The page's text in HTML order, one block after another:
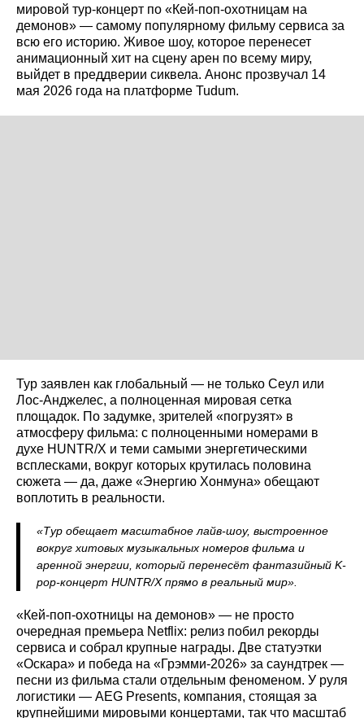
мировой тур-концерт по «Кей-поп-охотницам на
демонов» — самому популярному фильму сервиса за
всю его историю. Живое шоу, которое перенесет
анимационный хит на сцену арен по всему миру,
выйдет в преддверии сиквела. Анонс прозвучал 14
мая 2026 года на платформе Tudum.
Тур заявлен как глобальный — не только Сеул или
Лос‑Анджелес, а полноценная мировая сетка
площадок. По задумке, зрителей «погрузят» в
атмосферу фильма: с полноценными номерами в
духе HUNTR/X и теми самыми энергетическими
всплесками, вокруг которых крутилась половина
сюжета — да, даже «Энергию Хонмуна» обещают
воплотить в реальности.
«Тур обещает масштабное лайв‑шоу, выстроенное
вокруг хитовых музыкальных номеров фильма и
аренной энергии, который перенесёт фантазийный K-
pop‑концерт HUNTR/X прямо в реальный мир».
«Кей-поп-охотницы на демонов» — не просто
очередная премьера Netflix: релиз побил рекорды
сервиса и собрал крупные награды. Две статуэтки
«Оскара» и победа на «Грэмми‑2026» за саундтрек —
песни из фильма стали отдельным феноменом. У руля
логистики — AEG Presents, компания, стоящая за
крупнейшими мировыми концертами, так что масштаб